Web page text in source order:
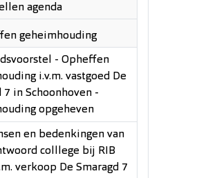
agenda
geheimhouding
- Opheffen
i.v.m. vastgoed De
7 in Schoonhoven -
opgeheven
en bedenkingen van
colllege bij RIB
verkoop De Smaragd 7